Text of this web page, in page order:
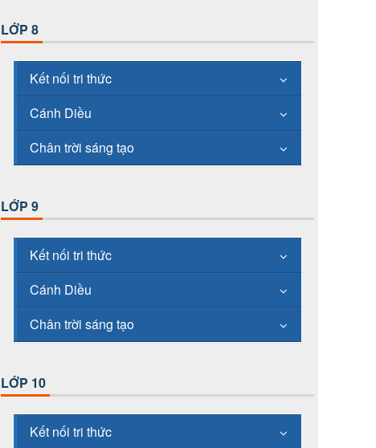
LỚP 8
Kết nối tri thức
Cánh Diều
Chân trời sáng tạo
LỚP 9
Kết nối tri thức
Cánh Diều
Chân trời sáng tạo
LỚP 10
Kết nối tri thức